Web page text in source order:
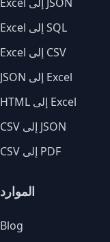
Excel إلى SQL
Excel إلى CSV
JSON إلى Excel
HTML إلى Excel
CSV إلى JSON
CSV إلى PDF
الموارد
Blog